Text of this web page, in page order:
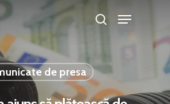
search or ESC to close
de presa